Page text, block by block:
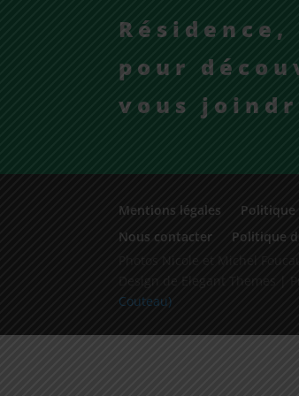
pour
vous
Mentions légales
Nous contacter
Politique
Photos Nicole et Michel
Design de Elegant Themes
Couteau)